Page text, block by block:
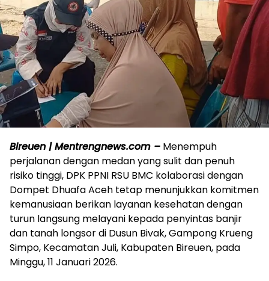
Bireuen | Mentrengnews.com – Menempuh
perjalanan dengan medan yang sulit dan penuh
risiko tinggi, DPK PPNI RSU BMC kolaborasi dengan
Dompet Dhuafa Aceh tetap menunjukkan komitmen
kemanusiaan berikan layanan kesehatan dengan
turun langsung melayani kepada penyintas banjir
dan tanah longsor di Dusun Bivak, Gampong Krueng
Simpo, Kecamatan Juli, Kabupaten Bireuen, pada
Minggu, 11 Januari 2026.